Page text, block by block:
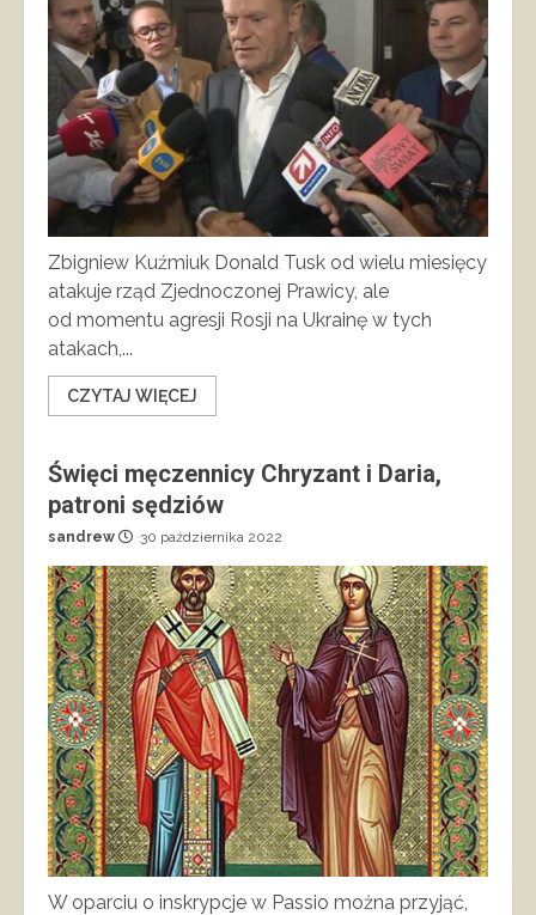
Zbigniew Kuźmiuk Donald Tusk od wielu miesięcy
atakuje rząd Zjednoczonej Prawicy, ale
od momentu agresji Rosji na Ukrainę w tych
atakach,...
CZYTAJ WIĘCEJ
Święci męczennicy Chryzant i Daria,
patroni sędziów
sandrew 30 października 2022
W oparciu o inskrypcje w Passio można przyjąć,